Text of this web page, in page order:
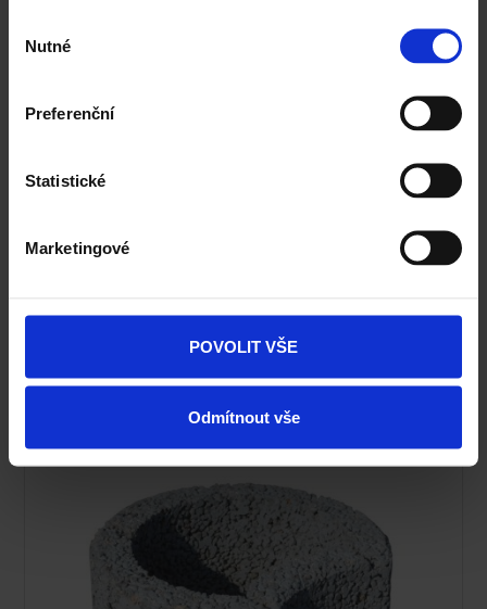
souhlasu
Nutné
Preferenční
Statistické
Marketingové
POVOLIT VŠE
Odmítnout vše